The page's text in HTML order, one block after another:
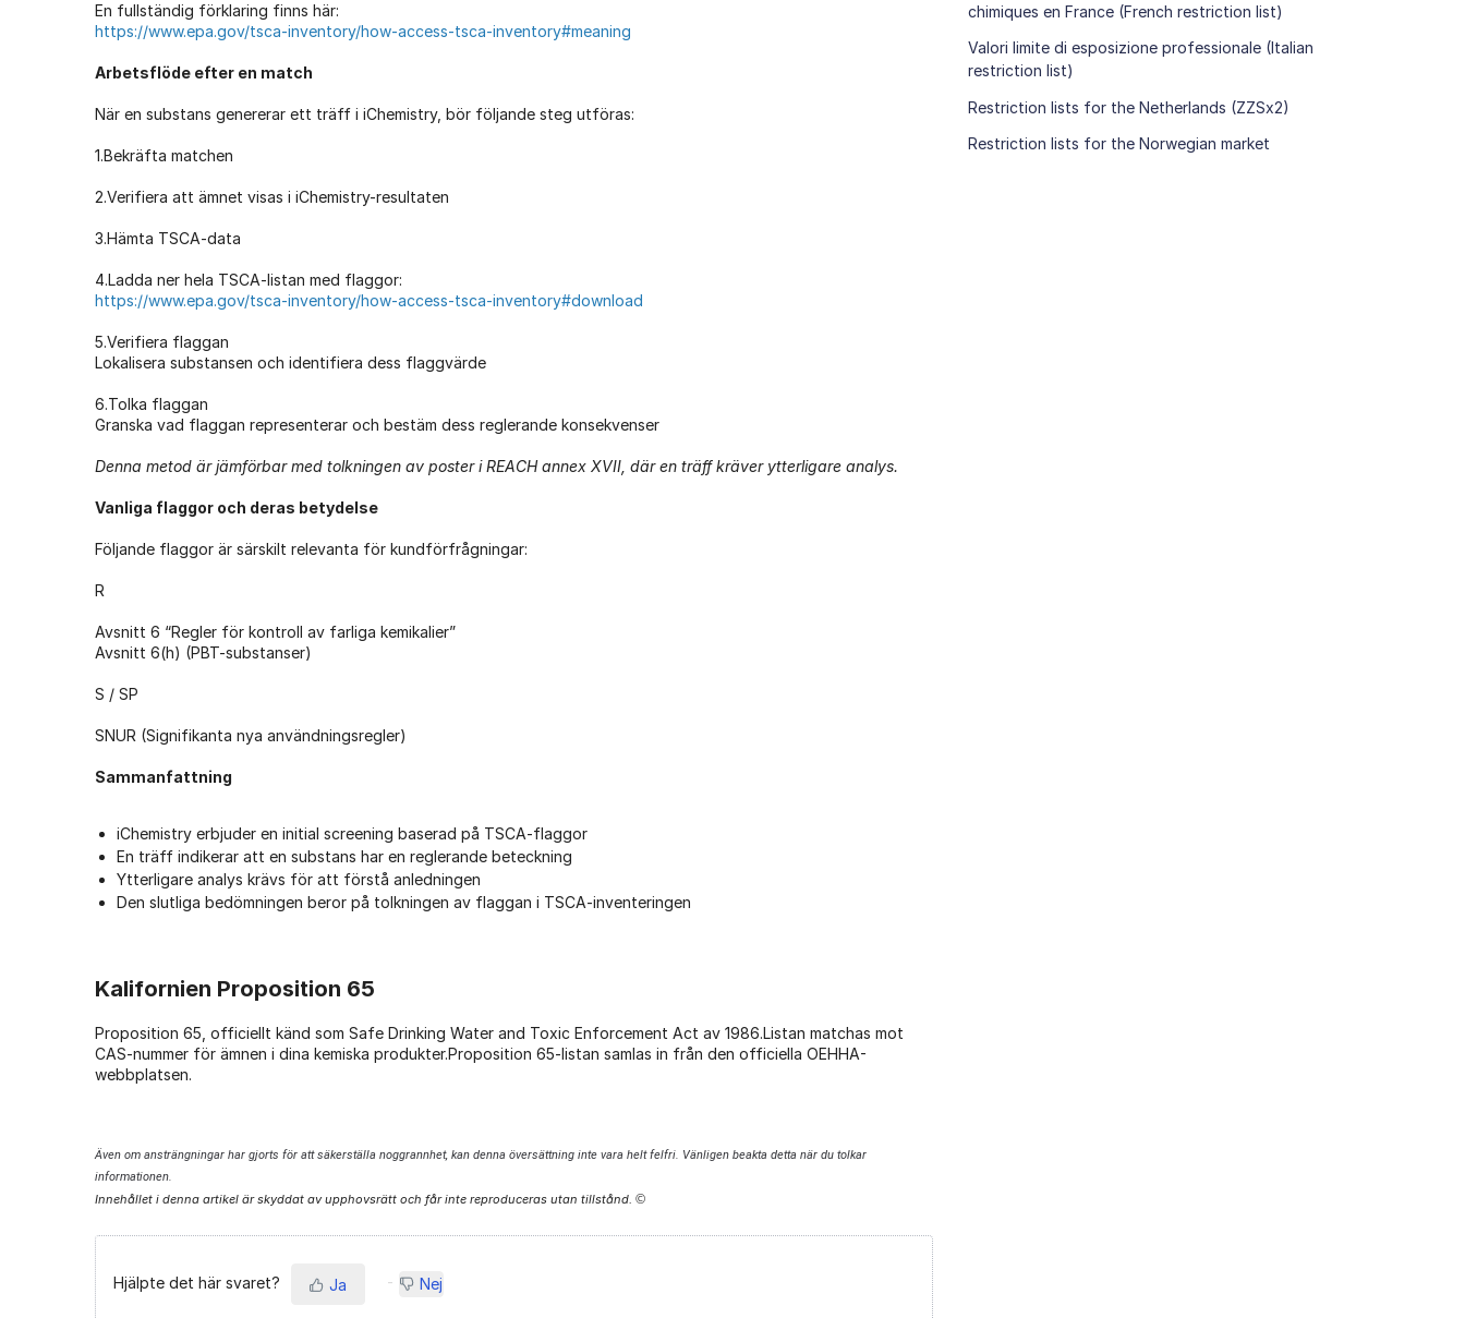
En fullständig förklaring finns här:
https://www.epa.gov/tsca-inventory/how-access-tsca-inventory#meaning
Arbetsflöde efter en match
När en substans genererar ett träff i iChemistry, bör följande steg utföras:
1.Bekräfta matchen
2.Verifiera att ämnet visas i iChemistry-resultaten
3.Hämta TSCA-data
4.Ladda ner hela TSCA-listan med flaggor:
https://www.epa.gov/tsca-inventory/how-access-tsca-inventory#download
5.Verifiera flaggan
Lokalisera substansen och identifiera dess flaggvärde
6.Tolka flaggan
Granska vad flaggan representerar och bestäm dess reglerande konsekvenser
Denna metod är jämförbar med tolkningen av poster i REACH annex XVII, där en träff kräver ytterligare analys.
Vanliga flaggor och deras betydelse
Följande flaggor är särskilt relevanta för kundförfrågningar:
R
Avsnitt 6 “Regler för kontroll av farliga kemikalier”
Avsnitt 6(h) (PBT-substanser)
S / SP
SNUR (Signifikanta nya användningsregler)
Sammanfattning
iChemistry erbjuder en initial screening baserad på TSCA-flaggor
En träff indikerar att en substans har en reglerande beteckning
Ytterligare analys krävs för att förstå anledningen
Den slutliga bedömningen beror på tolkningen av flaggan i TSCA-inventeringen
Kalifornien Proposition 65
Proposition 65, officiellt känd som Safe Drinking Water and Toxic Enforcement Act av 1986.Listan matchas mot
CAS-nummer för ämnen i dina kemiska produkter.Proposition 65-listan samlas in från den officiella OEHHA-
webbplatsen.
Även om ansträngningar har gjorts för att säkerställa noggrannhet, kan denna översättning inte vara helt felfri. Vänligen beakta detta när du tolkar
informationen.
Innehållet i denna artikel är skyddat av upphovsrätt och får inte reproduceras utan tillstånd. ©
Hjälpte det här svaret? Ja Nej
chimiques en France (French restriction list)
Valori limite di esposizione professionale (Italian
restriction list)
Restriction lists for the Netherlands (ZZSx2)
Restriction lists for the Norwegian market